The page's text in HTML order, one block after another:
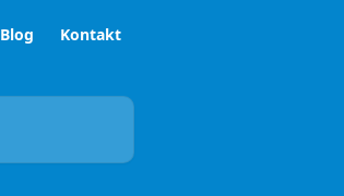
Blog Kontakt